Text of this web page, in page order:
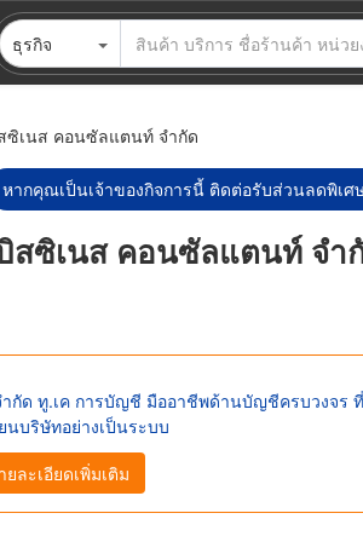
ธุรกิจ
ซิเนส คอนซัลแตนท์ จำกัด
หากคุณเป็นเจ้าของกิจการนี้ ติดต่อรับส่วนลดพิเศ
สซิเนส คอนซัลแตนท์ จำ
กัด ทู.เค การบัญชี มืออาชีพด้านบัญชีครบวงจร
นบริษัทอย่างเป็นระบบ
ละเอียดเพิ่มเติม